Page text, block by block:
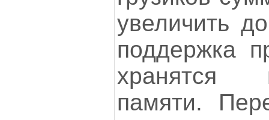
увеличить
поддержка
хранятся
памяти.